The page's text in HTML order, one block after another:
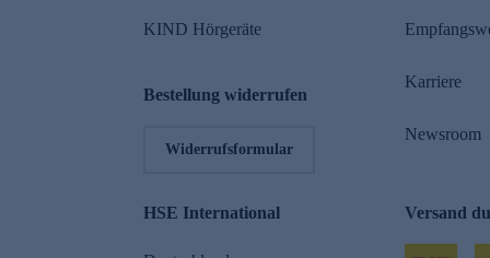
KIND Hörgeräte
Bestellung widerrufen
Widerrufsformular
Karriere
Newsroom
HSE International Versand